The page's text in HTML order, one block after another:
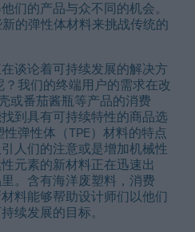
们的产品与众不同的机会。
的弹性体材料来挑战传统的
谈论着可持续发展的解决方
我们的终端用户的需求在改
或番茄酱瓶等产品的消费
到具有可持续特性的商品选
弹性体（TPE）材料的特点
人们的注意或是增加机械性
元素的新材料正在迅速出
。含有海洋废塑料，消费
料能够帮助设计师们以他们
续发展的目标。